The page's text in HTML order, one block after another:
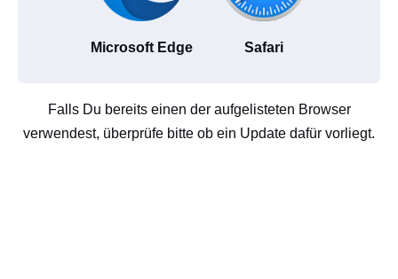
Microsoft Edge Safari
Falls Du bereits einen der aufgelisteten Browser
verwendest, überprüfe bitte ob ein Update dafür vorliegt.